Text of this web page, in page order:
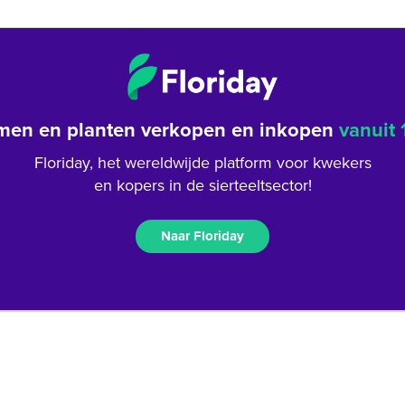
en planten verkopen en inkopen vanuit
Floriday, het wereldwijde platform voor kwekers
en kopers in de sierteeltsector!
Naar Floriday